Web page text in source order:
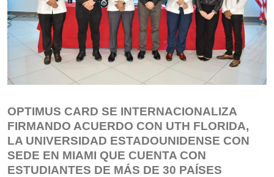
OPTIMUS CARD SE INTERNACIONALIZA
FIRMANDO ACUERDO CON UTH FLORIDA,
LA UNIVERSIDAD ESTADOUNIDENSE CON
SEDE EN MIAMI QUE CUENTA CON
ESTUDIANTES DE MÁS DE 30 PAÍSES